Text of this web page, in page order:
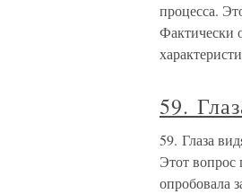
процесса.
Фактически
59.
59. Глаза
Этот вопрос
опробовала